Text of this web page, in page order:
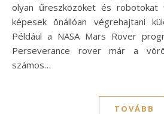
olyan űreszközöket és robotokat
képesek önállóan végrehajtani
Például a NASA Mars Rover
Perseverance rover már a
számos…
TOVÁBB